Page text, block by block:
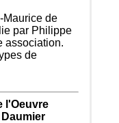
Maurice de
par Philippe
association.
de
l'Oeuvre